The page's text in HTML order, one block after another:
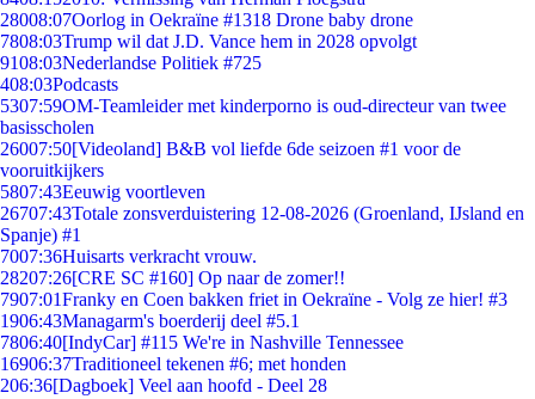
28008:07Oorlog in Oekraïne #1318 Drone baby drone
7808:03Trump wil dat J.D. Vance hem in 2028 opvolgt
9108:03Nederlandse Politiek #725
408:03Podcasts
5307:59OM-Teamleider met kinderporno is oud-directeur van twee
basisscholen
26007:50[Videoland] B&B vol liefde 6de seizoen #1 voor de
vooruitkijkers
5807:43Eeuwig voortleven
26707:43Totale zonsverduistering 12-08-2026 (Groenland, IJsland en
Spanje) #1
7007:36Huisarts verkracht vrouw.
28207:26[CRE SC #160] Op naar de zomer!!
7907:01Franky en Coen bakken friet in Oekraïne - Volg ze hier! #3
1906:43Managarm's boerderij deel #5.1
7806:40[IndyCar] #115 We're in Nashville Tennessee
16906:37Traditioneel tekenen #6; met honden
206:36[Dagboek] Veel aan hoofd - Deel 28